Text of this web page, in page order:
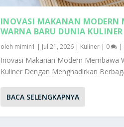
INOVASI MAKANAN MODERN
WARNA BARU DUNIA KULINER
oleh mimin1 | Jul 21, 2026| Kuliner| 0 |
Inovasi Makanan Modern Membawa
Kuliner Dengan Menghadirkan
BACA SELENGKAPNYA